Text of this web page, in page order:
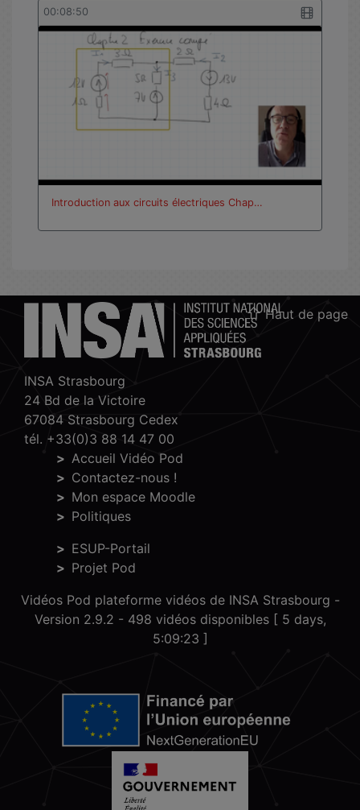
Statistiques de vues
00:08:50
Introduction aux circuits électriques Chap…
Haut de page
INSA Strasbourg
24 Bd de la Victoire
67084 Strasbourg Cedex
tél. +33(0)3 88 14 47 00
Accueil Vidéo Pod
Contactez-nous !
Mon espace Moodle
Politiques
ESUP-Portail
Projet Pod
Vidéos Pod plateforme vidéos de INSA Strasbourg -
Version 2.9.2 - 498 vidéos disponibles [ 5 days,
5:09:23 ]